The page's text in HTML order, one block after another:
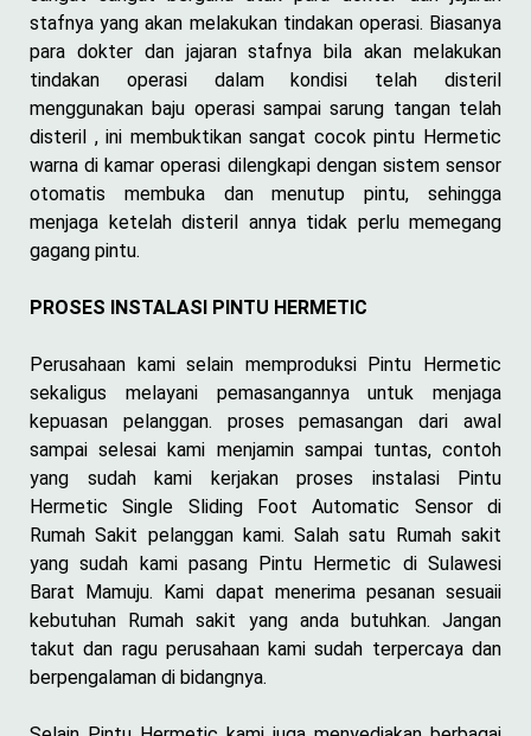
stafnya yang akan melakukan tindakan operasi. Biasanya
para dokter dan jajaran stafnya bila akan melakukan
tindakan operasi dalam kondisi telah disteril
menggunakan baju operasi sampai sarung tangan telah
disteril , ini membuktikan sangat cocok pintu Hermetic
warna di kamar operasi dilengkapi dengan sistem sensor
otomatis membuka dan menutup pintu, sehingga
menjaga ketelah disteril annya tidak perlu memegang
gagang pintu.
PROSES INSTALASI PINTU HERMETIC
Perusahaan kami selain memproduksi Pintu Hermetic
sekaligus melayani pemasangannya untuk menjaga
kepuasan pelanggan. proses pemasangan dari awal
sampai selesai kami menjamin sampai tuntas, contoh
yang sudah kami kerjakan proses instalasi Pintu
Hermetic Single Sliding Foot Automatic Sensor di
Rumah Sakit pelanggan kami. Salah satu Rumah sakit
yang sudah kami pasang Pintu Hermetic di Sulawesi
Barat Mamuju. Kami dapat menerima pesanan sesuaii
kebutuhan Rumah sakit yang anda butuhkan. Jangan
takut dan ragu perusahaan kami sudah terpercaya dan
berpengalaman di bidangnya.